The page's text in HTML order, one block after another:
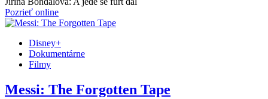
Pozrieť online
Disney+
Dokumentárne
Filmy
Messi: The Forgotten Tape